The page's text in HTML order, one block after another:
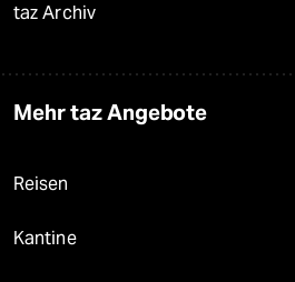
taz Archiv
Mehr taz Angebote
Reisen
Kantine